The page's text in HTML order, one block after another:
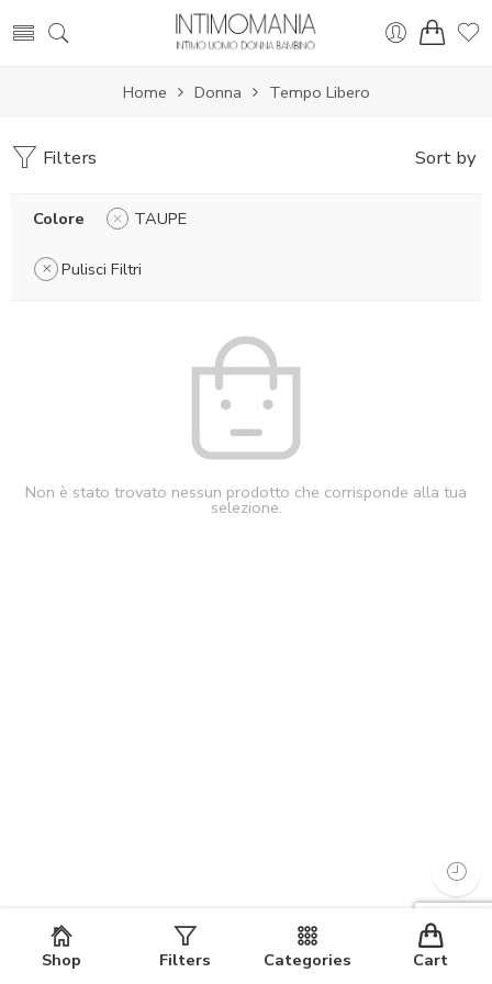
Home Donna Tempo Libero
Filters Sort by
Colore TAUPE
Pulisci Filtri
Non è stato trovato nessun prodotto che corrisponde alla tua
selezione.
Shop Filters Categories Cart